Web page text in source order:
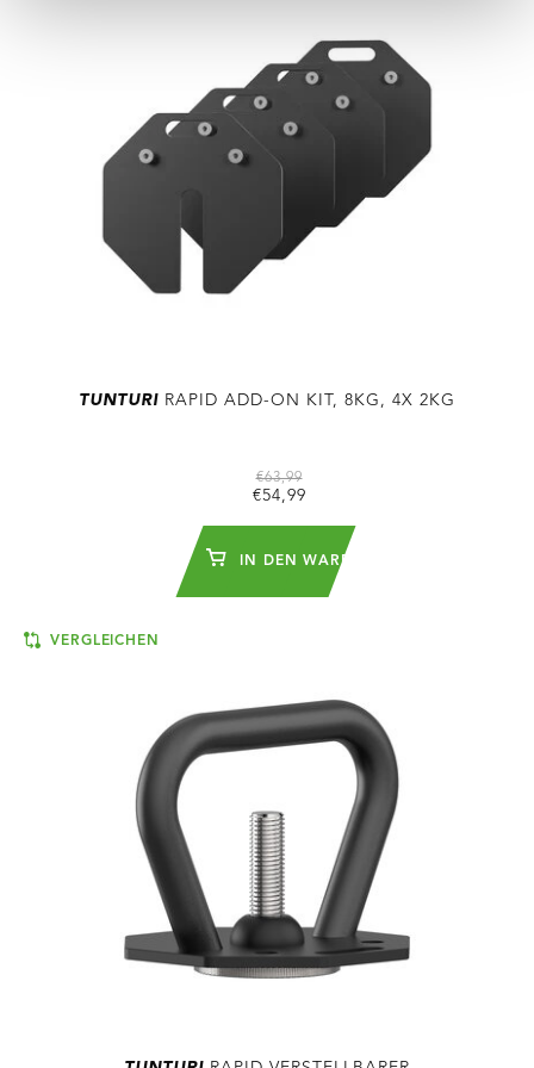
TUNTURI RAPID ADD-ON KIT, 8KG, 4X 2KG
€63,99
€54,99
IN DEN WARENKORB
VERGLEICHEN